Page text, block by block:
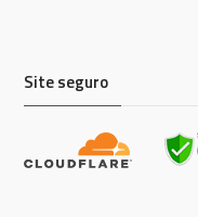
Site seguro